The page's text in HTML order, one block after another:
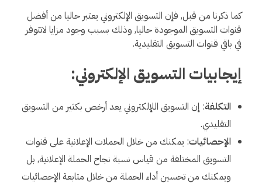
كما ذكرنا من قبل, فإن التسويق الإلكتروني يعتبر حاليا من أفضل
قنوات التسويق الموجودة حاليا, وذلك بسبب وجود مزايا لاتتوفر
في باقي قنوات التسويق التقليدية.
إيجابيات التسويق الإلكتروني:
التكلفة: إن التسويق اللإلكتروني يعد أرخص بكثير من التسويق
التقليدي.
الإحصائيات: يمكنك من خلال الحملات الإعلانية على قنوات
التسويق المختلفة من قياس نسبة نجاح الحملة الإعلانية, بل
ويمكنك من تحسين أداء الحملة من خلال متابعة الإحصائيات